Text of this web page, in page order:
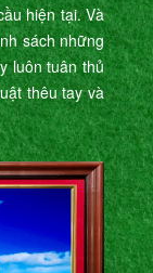
hiện tại. Và
sách những
luôn tuân thủ
thêu tay và